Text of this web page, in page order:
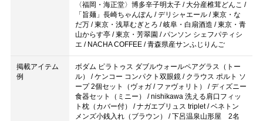
〈福岡・海正堂〉博多辛子明太子 / 大分産椎茸どんこ /
「旨麺」長崎ちゃんぽん / デリシャエール / 東京・な
だ万 / 東京・浅草むぎとろ / 岐阜・白扇酒造 / 東京・青
山からす亭 / 東京・芳翠園 / パンソン シェフパティシ
エ / NACHA COFFEE / 青森県産サンふじりんご
掲載アイテム
例
ボダム ピラトゥス ダブルウォールペアグラス（トー
ル） / ケンコー コンパクト双眼鏡 / クラウス ポルト ソ
ープ 2個セット（ヴォガ / ファヴォリト） / ディズニー
食器セット（ミニー） / nishikawa 洗える肩口フィッ
ト枕（カバー付） / ナガエプリュス triplet / ベネトン
メンズ小銭入れ（ブラウン） / 下呂温泉山形屋 2名